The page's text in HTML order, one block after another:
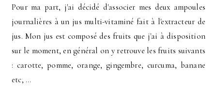
Pour ma part, j'ai décidé d'associer mes deux ampoules
journalières à un jus multi-vitaminé fait à l'extracteur de
jus. Mon jus est composé des fruits que j'ai à disposition
sur le moment, en général on y retrouve les fruits suivants
: carotte, pomme, orange, gingembre, curcuma, banane
etc, ...